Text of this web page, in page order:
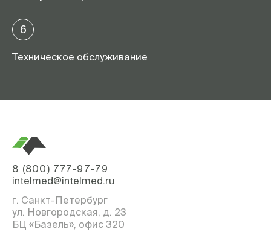
6
Техническое обслуживание
8 (800) 777-97-79
intelmed@intelmed.ru
г. Санкт-Петербург
ул. Новгородская, д. 23
БЦ «Базель», офис 320